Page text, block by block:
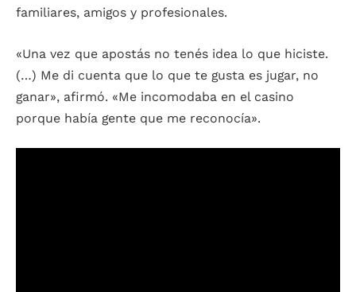
familiares, amigos y profesionales.
«Una vez que apostás no tenés idea lo que hiciste.
(…) Me di cuenta que lo que te gusta es jugar, no
ganar», afirmó. «Me incomodaba en el casino
porque había gente que me reconocía».